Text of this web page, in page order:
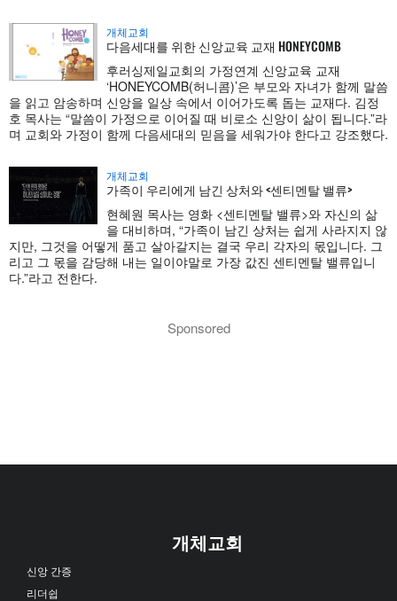
개체교회
다음세대를 위한 신앙교육 교재 HONEYCOMB
후러싱제일교회의 가정연계 신앙교육 교재
‘HONEYCOMB(허니콤)’은 부모와 자녀가 함께 말씀
을 읽고 암송하며 신앙을 일상 속에서 이어가도록 돕는 교재다. 김정
호 목사는 “말씀이 가정으로 이어질 때 비로소 신앙이 삶이 됩니다.”라
며 교회와 가정이 함께 다음세대의 믿음을 세워가야 한다고 강조했다.
개체교회
가족이 우리에게 남긴 상처와 <센티멘탈 밸류>
현혜원 목사는 영화 <센티멘탈 밸류>와 자신의 삶
을 대비하며, “가족이 남긴 상처는 쉽게 사라지지 않
지만, 그것을 어떻게 품고 살아갈지는 결국 우리 각자의 몫입니다. 그
리고 그 몫을 감당해 내는 일이야말로 가장 값진 센티멘탈 밸류입니
다.”라고 전한다.
Sponsored
개체교회
신앙 간증
리더쉽